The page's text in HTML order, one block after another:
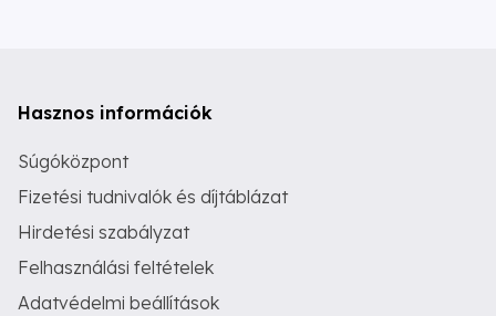
Hasznos információk
Súgóközpont
Fizetési tudnivalók és díjtáblázat
Hirdetési szabályzat
Felhasználási feltételek
Adatvédelmi beállítások